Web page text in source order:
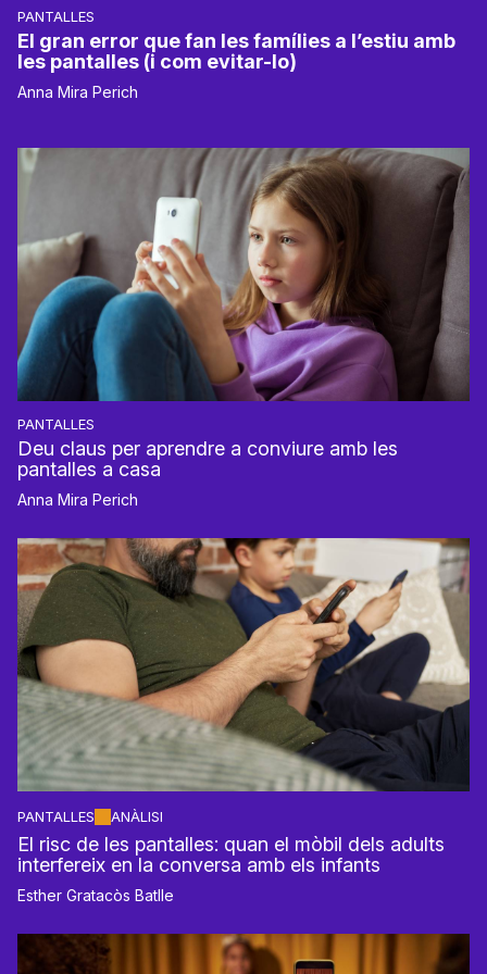
PANTALLES
El gran error que fan les famílies a l’estiu amb
les pantalles (i com evitar-lo)
Anna Mira Perich
PANTALLES
Deu claus per aprendre a conviure amb les
pantalles a casa
Anna Mira Perich
PANTALLES ANÀLISI
El risc de les pantalles: quan el mòbil dels adults
interfereix en la conversa amb els infants
Esther Gratacòs Batlle